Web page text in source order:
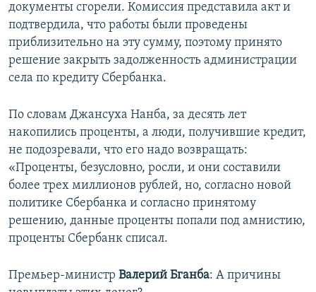
документы сгорели. Комиссия представила акт и
подтвердила, что работы были проведены
приблизительно на эту сумму, поэтому принято
решение закрыть задолженность администрации
села по кредиту Сбербанка.
По словам Джансуха Нанба, за десять лет
накопились проценты, а люди, получившие кредит,
не подозревали, что его надо возвращать:
«Проценты, безусловно, росли, и они составили
более трех миллионов рублей, но, согласно новой
политике Сбербанка и согласно принятому
решению, данные проценты попали под амнистию,
проценты Сбербанк списал.
Премьер-министр Валерий Бганба: А причины